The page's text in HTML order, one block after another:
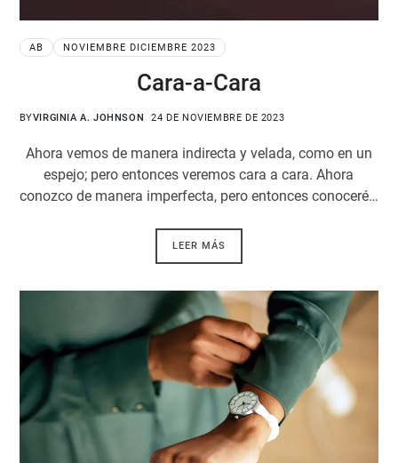
AB NOVIEMBRE DICIEMBRE 2023
Cara-a-Cara
BYVIRGINIA A. JOHNSON 24 DE NOVIEMBRE DE 2023
Ahora vemos de manera indirecta y velada, como en un
espejo; pero entonces veremos cara a cara. Ahora
conozco de manera imperfecta, pero entonces conoceré…
LEER MÁS